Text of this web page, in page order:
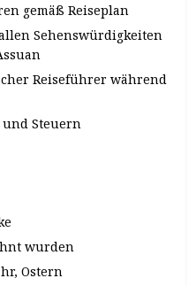
gemäß Reiseplan
Sehenswürdigkeiten
Reiseführer während
Steuern
wurden
Ostern